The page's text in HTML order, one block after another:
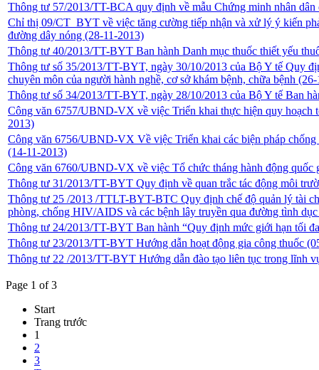
Thông tư 57/2013/TT-BCA quy định về mẫu Chứng minh nhân
Chỉ thị 09/CT_BYT về việc tăng cường tiếp nhận và xử lý ý kiến
đường dây nóng (28-11-2013)
Thông tư 40/2013/TT-BYT Ban hành Danh mục thuốc thiết yếu
Thông tư số 35/2013/TT-BYT, ngày 30/10/2013 của Bộ Y tế Quy
chuyên môn của người hành nghề, cơ sở khám bệnh, chữa bệnh (26-
Thông tư số 34/2013/TT-BYT, ngày 28/10/2013 của Bộ Y tế Ban
Công văn 6757/UBND-VX về việc Triển khai thực hiện quy hoạch
2013)
Công văn 6756/UBND-VX Về việc Triển khai các biện pháp
(14-11-2013)
Công văn 6760/UBND-VX về việc Tổ chức tháng hành động
Thông tư 31/2013/TT-BYT Quy định về quan trắc tác động môi
Thông tư 25 /2013 /TTLT-BYT-BTC Quy định chế độ quản lý tài
phòng, chống HIV/AIDS và các bệnh lây truyền qua đường tình
Thông tư 24/2013/TT-BYT Ban hành “Quy định mức giới hạn tối
Thông tư 23/2013/TT-BYT Hướng dẫn hoạt động gia công thuốc
Thông tư 22 /2013/TT-BYT Hướng dẫn đào tạo liên tục trong lĩnh
Page 1 of 3
Start
Trang trước
1
2
3